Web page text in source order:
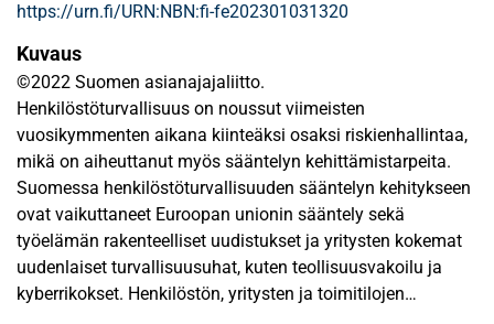
https://urn.fi/URN:NBN:fi-fe202301031320
Kuvaus
©2022 Suomen asianajajaliitto.
Henkilöstöturvallisuus on noussut viimeisten
vuosikymmenten aikana kiinteäksi osaksi riskienhallintaa,
mikä on aiheuttanut myös sääntelyn kehittämistarpeita.
Suomessa henkilöstöturvallisuuden sääntelyn kehitykseen
ovat vaikuttaneet Euroopan unionin sääntely sekä
työelämän rakenteelliset uudistukset ja yritysten kokemat
uudenlaiset turvallisuusuhat, kuten teollisuusvakoilu ja
kyberrikokset. Henkilöstön, yritysten ja toimitilojen